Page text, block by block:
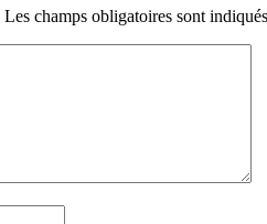
Les champs obligatoires sont